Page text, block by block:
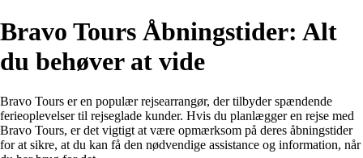
Bravo Tours Åbningstider: Alt
du behøver at vide
Bravo Tours er en populær rejsearrangør, der tilbyder spændende
ferieoplevelser til rejseglade kunder. Hvis du planlægger en rejse med
Bravo Tours, er det vigtigt at være opmærksom på deres åbningstider
for at sikre, at du kan få den nødvendige assistance og information, når